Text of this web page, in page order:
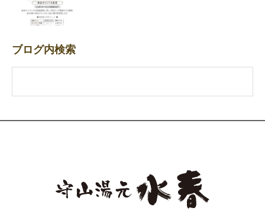
ブログ内検索